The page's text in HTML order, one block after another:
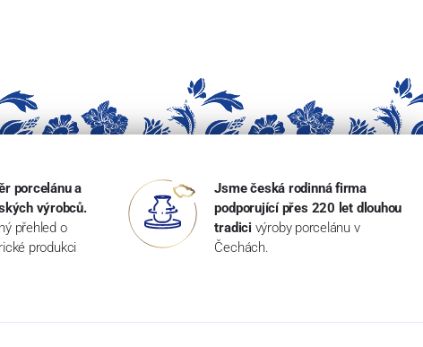
porcelánu a
výrobců.
přehled o
produkci
Jsme česká rodinná firma
podporující přes 220 let dlouhou
tradici výroby porcelánu v
Čechách.